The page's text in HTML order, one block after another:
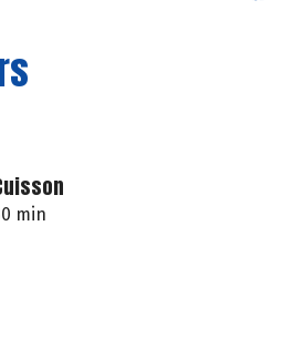
min